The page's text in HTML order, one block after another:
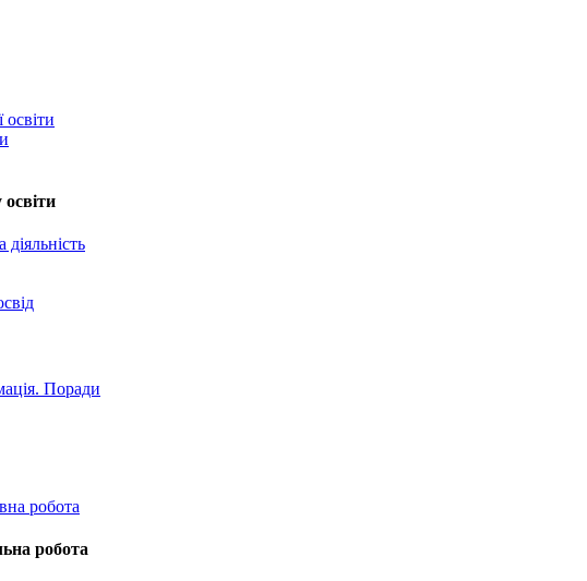
освіти
освіти
Поради
робота
робота